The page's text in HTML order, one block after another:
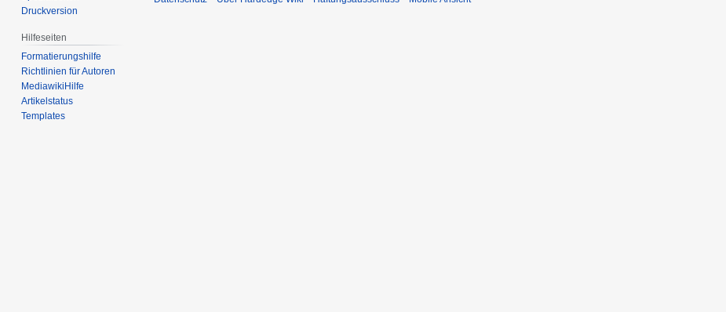
Druckversion
Hilfeseiten
Formatierungshilfe
Richtlinien für Autoren
MediawikiHilfe
Artikelstatus
Templates